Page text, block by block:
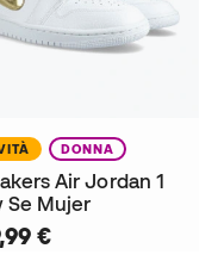
DONNA
Air Jordan 1
Se Mujer
€